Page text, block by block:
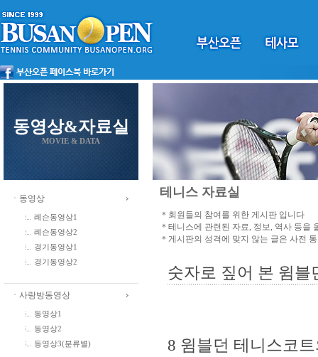
동영상&자료실
MOVIE & DATA
ㆍ동영상
레슨동영상1
레슨동영상2
경기동영상1
경기동영상2
ㆍ사랑방동영상
동영상1
동영상2
동영상3(분류별)
테니스 자료실
＊회원들의 참여를 위한 게시판 입니다
＊테니스에 관련된 자료, 정보, 역사 등을
＊게시판의 성격에 맞지 않는 글은 사전
숫자로 짚어 본 윔블
8 윔블던 테니스코